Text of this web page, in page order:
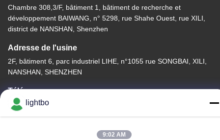
Chambre 308,3/F, bâtiment 1, bâtiment de recherche et
développement BAIWANG, n° 5298, rue Shahe Ouest, rue XILI,
district de NANSHAN, Shenzhen
Adresse de l'usine
2F, bâtiment 6, parc industriel LIHE, n°1055 rue SONGBAI, XILI,
NANSHAN, SHENZHEN
Télégramme
86-755-83983496
lightbo
9:02 AM